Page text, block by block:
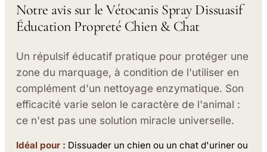
Notre avis sur le Vétocanis Spray Dissuasif
Éducation Propreté Chien & Chat
Un répulsif éducatif pratique pour protéger une
zone du marquage, à condition de l'utiliser en
complément d'un nettoyage enzymatique. Son
efficacité varie selon le caractère de l'animal :
ce n'est pas une solution miracle universelle.
Idéal pour : Dissuader un chien ou un chat d'uriner ou